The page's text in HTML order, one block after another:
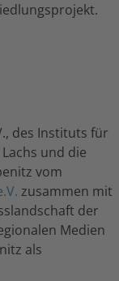
des Instituts für
und die
vom
zusammen mit
der
Medien
als